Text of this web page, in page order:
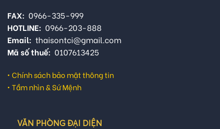
FAX: 0966-335-999
HOTLINE: 0966-203-888
Email: thaisontci@gmail.com
Mã số thuế: 0107613425
• Chính sách bảo mật thông tin
• Tầm nhìn & Sứ Mệnh
VĂN PHÒNG ĐẠI DIỆN